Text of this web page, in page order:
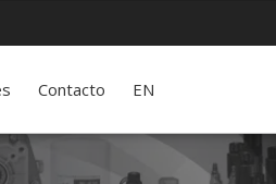
Contacto EN